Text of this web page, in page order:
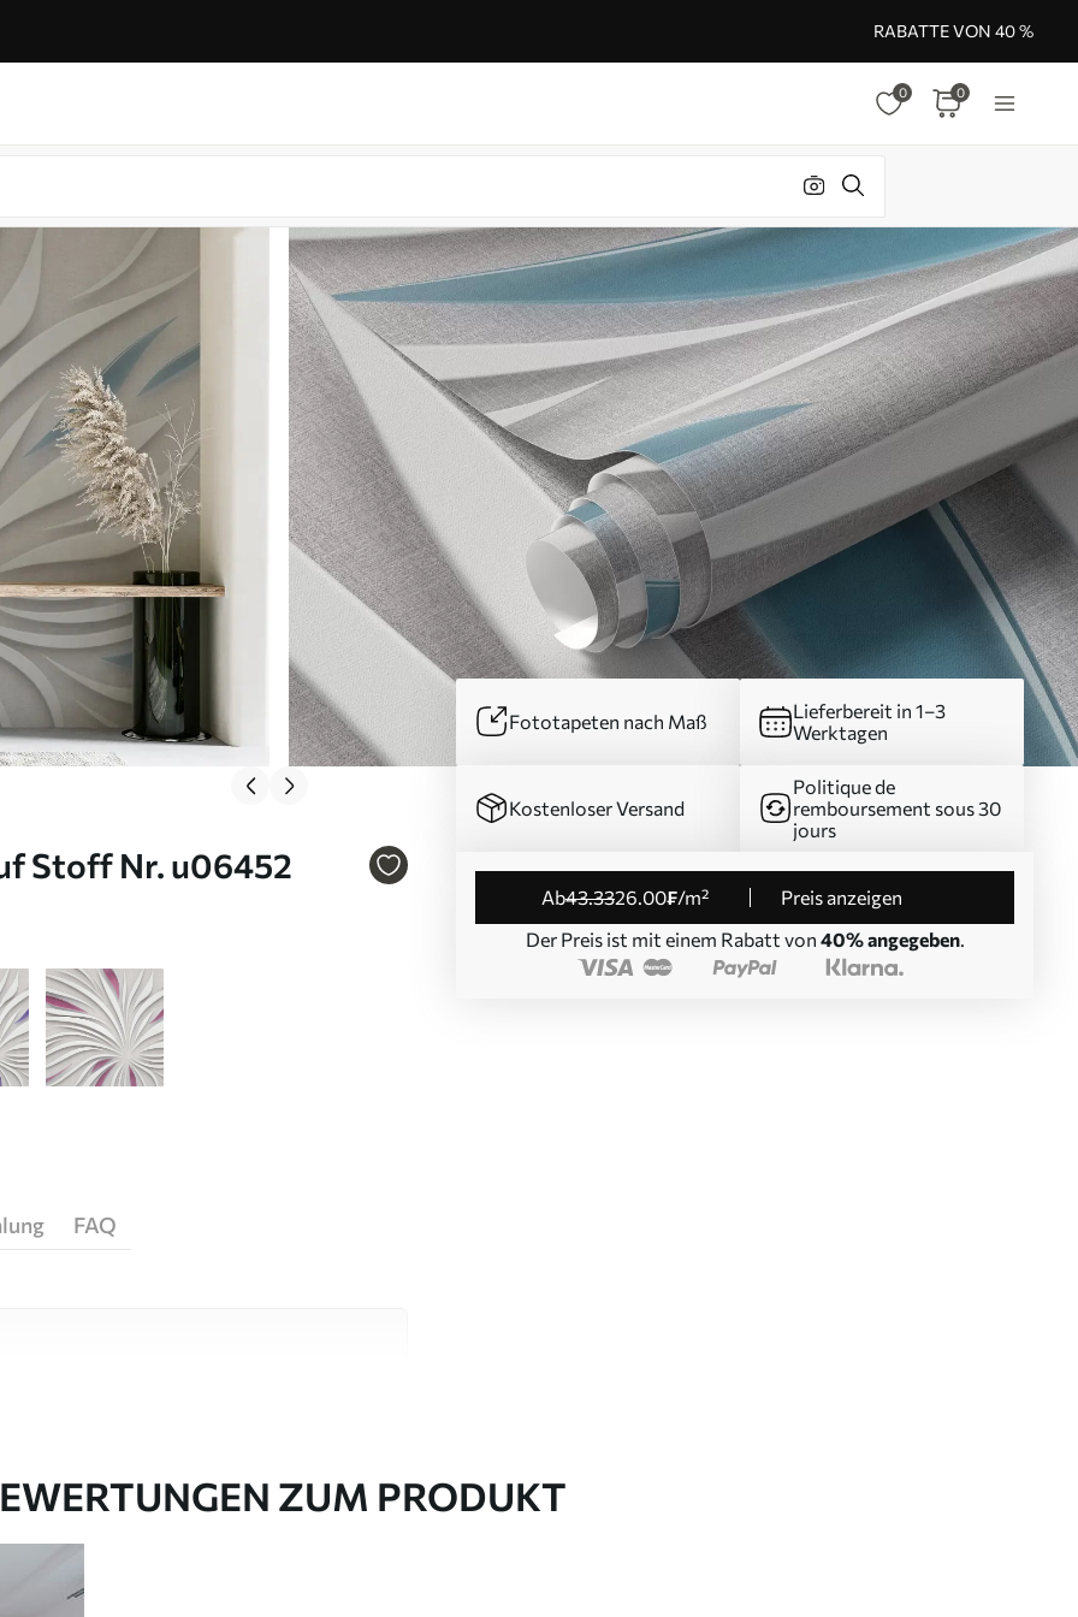
RABATTE VON 40 %
0 0
Stoff Nr. u06452
Fototapeten nach Maß
Lieferbereit in 1–3
Werktagen
Kostenloser Versand
Politique de
remboursement sous 30
jours
ab43.3326.00₣/m²
Preis anzeigen
Der Preis ist mit einem Rabatt von 40% angegeben.
FAQ
ZUM PRODUKT